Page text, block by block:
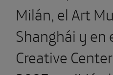
Milán, el Art
Shanghái y en
Creative